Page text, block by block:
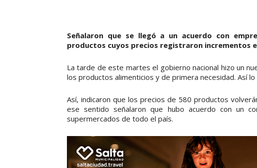
Señalaron que se llegó a un acuerdo con
productos cuyos precios registraron incrementos
La tarde de este martes el gobierno nacional hizo un
los productos alimenticios y de primera necesidad. Así
Así, indicaron que los precios de 580 productos
ese sentido señalaron que hubo acuerdo con un
supermercados de todo el país.